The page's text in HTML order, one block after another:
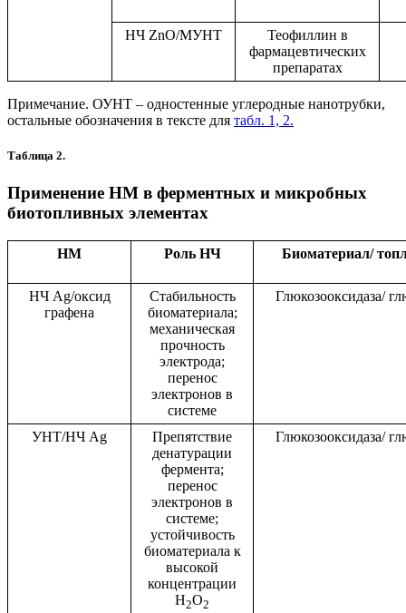
НЧ ZnO/МУНТ
Теофиллин в
фармацевтических
препаратах
Примечание. ОУНТ – одностенные углеродные нанотрубки,
остальные обозначения в тексте для табл. 1, 2.
Таблица 2.
Применение НМ в ферментных и микробных
биотопливных элементах
НМ Роль НЧ Биоматериал/
НЧ Ag/оксид
графена
Стабильность
биоматериала;
механическая
прочность
электрода;
перенос
электронов в
системе
Глюкозооксидаза/
УНТ/НЧ Ag
Препятствие
денатурации
фермента;
перенос
электронов в
системе;
устойчивость
биоматериала к
высокой
концентрации
H2O2
Глюкозооксидаза/